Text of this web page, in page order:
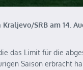
SRB am 14.
das Limit für die
Saison erbracht